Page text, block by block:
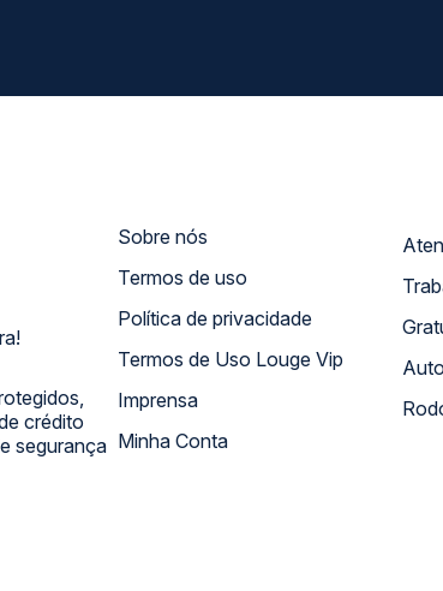
crédito
segurança
Sobre nós
Termos de uso
Política de privacidade
Termos de Uso Louge Vip
Imprensa
Minha Conta